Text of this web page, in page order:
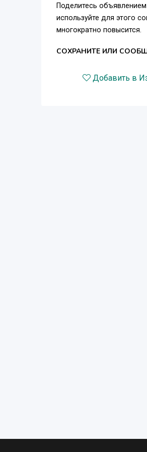
Поделитесь объявлением
используйте для этого
многократно повысится.
СОХРАНИТЕ ИЛИ
Добавить в